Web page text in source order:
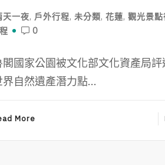
天一夜, 戶外行程,未分類,花蓮,觀光景點
0
閣國家公園被文化部文化資產局評
界自然遺產潛力點...
More